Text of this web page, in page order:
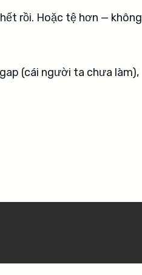
rồi. Hoặc tệ hơn — không
(cái người ta chưa làm),